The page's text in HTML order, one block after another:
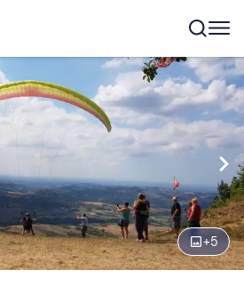
+5
Regala
Modifica
Modifica
1